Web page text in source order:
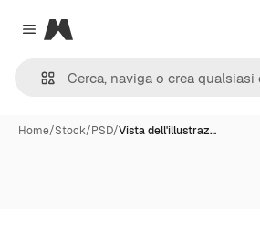
Close menu
Magnific
Home/Stock/PSD/Vista dell'illustraz…